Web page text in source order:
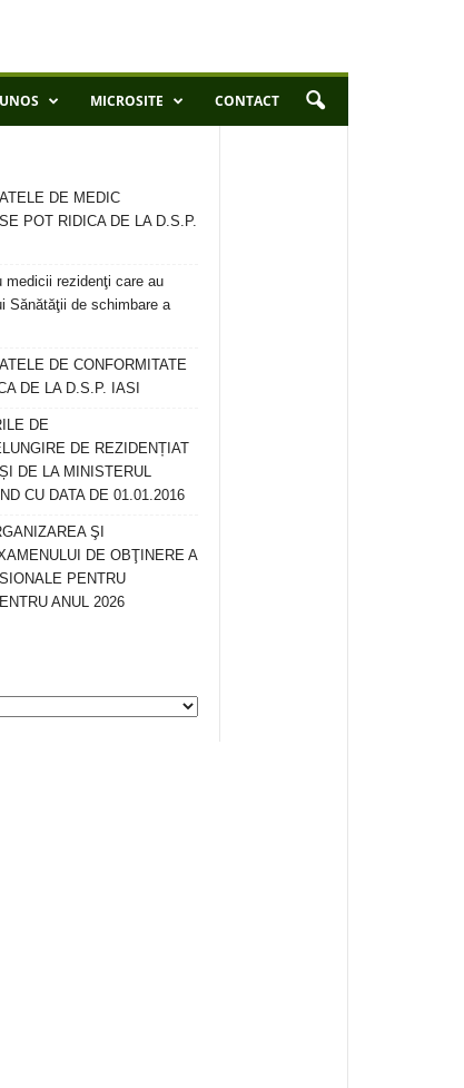
MICROSITE CONTACT
DE MEDIC
POT RIDICA DE LA D.S.P.
medicii rezidenţi care au
Sănătăţii de schimbare a
DE CONFORMITATE
DE LA D.S.P. IASI
DE
DE REZIDENȚIAT
DE LA MINISTERUL
CU DATA DE 01.01.2016
ŞI
DE OBŢINERE A
PENTRU
ANUL 2026